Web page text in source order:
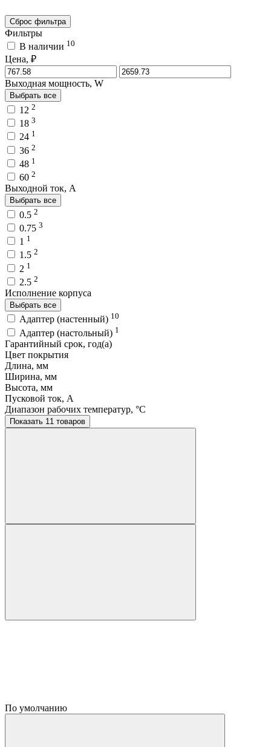
Сброс фильтра
Фильтры
В наличии 10
Цена, ₽
Выходная мощность, W
Выбрать все
12 2
18 3
24 1
36 2
48 1
60 2
Выходной ток, A
Выбрать все
0.5 2
0.75 3
1 1
1.5 2
2 1
2.5 2
Исполнение корпуса
Выбрать все
Адаптер (настенный) 10
Адаптер (настольный) 1
Гарантийный срок, год(а)
Цвет покрытия
Длина, мм
Ширина, мм
Высота, мм
Пусковой ток, A
Диапазон рабочих температур, °C
Показать 11 товаров
По умолчанию